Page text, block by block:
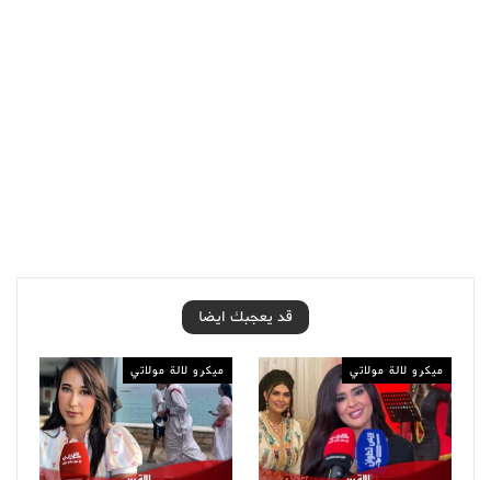
قد يعجبك ايضا
ميكرو لالة مولاتي ميكرو لالة مولاتي